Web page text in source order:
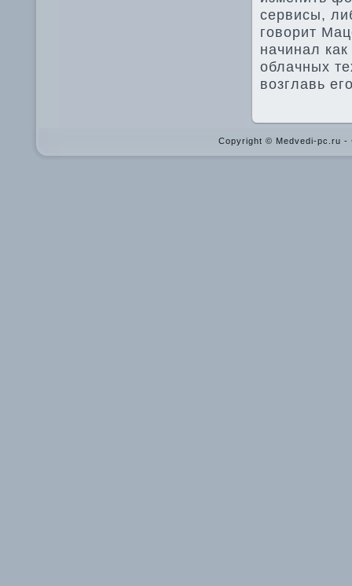
сервисы,
говорит
начинал
облачных
возглавь
Copyright © Medvedi-pc.ru -